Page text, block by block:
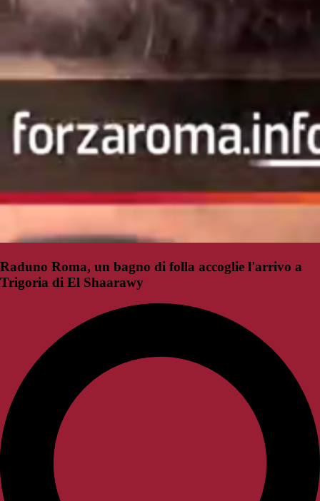
Raduno Roma, un bagno di folla accoglie l'arrivo a
Trigoria di El Shaarawy